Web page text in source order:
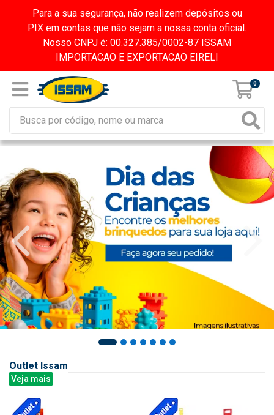
Para a sua segurança, não realizem depósitos ou
PIX em contas que não sejam a nossa conta oficial.
Nosso CNPJ é: 00.327.385/0002-87 ISSAM
IMPORTACAO E EXPORTACAO EIRELI
0
Outlet Issam
Veja mais